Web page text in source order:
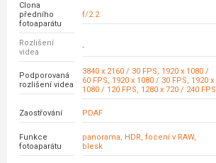
Clona
předního
fotoaparátu
f/2.2
Rozlišení
videa
-
Podporovaná
rozlišení videa
3840 x 2160 / 30 FPS, 1920 x 1080 /
60 FPS, 1920 x 1080 / 30 FPS, 1920 x
1080 / 120 FPS, 1280 x 720 / 240 FPS
Zaostřování PDAF
Funkce
fotoaparátu
panorama, HDR, focení v RAW,
blesk